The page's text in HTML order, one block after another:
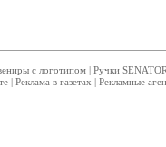
с логотипом| Ручки SENATOR
| Реклама в газетах Рекламные